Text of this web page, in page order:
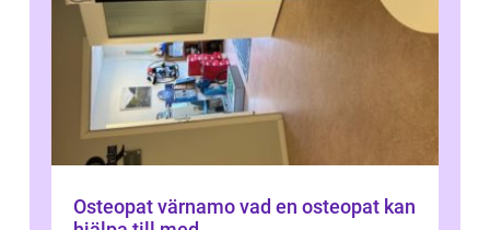
Osteopat värnamo vad en osteopat kan